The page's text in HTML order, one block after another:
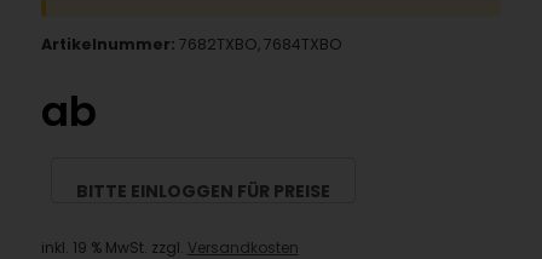
Artikelnummer: 7682TXBO, 7684TXBO
ab
BITTE EINLOGGEN FÜR PREISE
inkl. 19 % MwSt. zzgl. Versandkosten